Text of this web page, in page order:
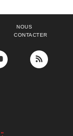
NOUS
CONTACTER